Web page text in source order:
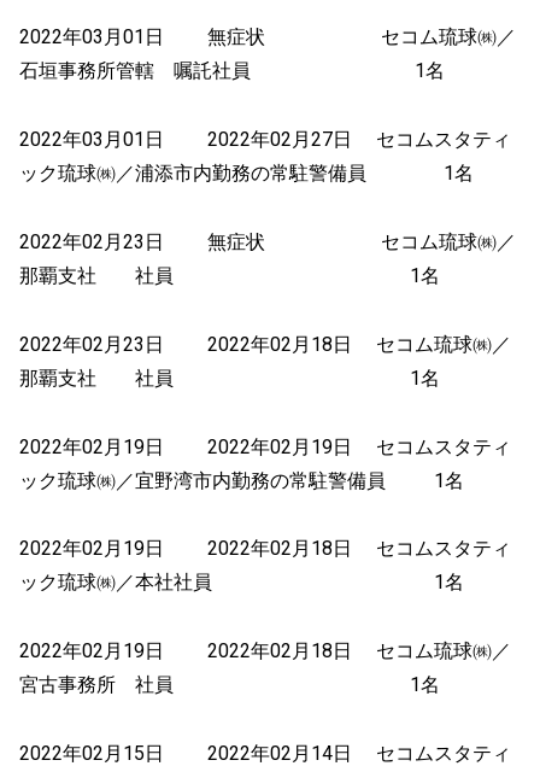
2022年03月01日 無症状 セコム琉球㈱／
石垣事務所管轄 嘱託社員 1名
2022年03月01日 2022年02月27日 セコムスタティ
ック琉球㈱／浦添市内勤務の常駐警備員 1名
2022年02月23日 無症状 セコム琉球㈱／
那覇支社 社員 1名
2022年02月23日 2022年02月18日 セコム琉球㈱／
那覇支社 社員 1名
2022年02月19日 2022年02月19日 セコムスタティ
ック琉球㈱／宜野湾市内勤務の常駐警備員 1名
2022年02月19日 2022年02月18日 セコムスタティ
ック琉球㈱／本社社員 1名
2022年02月19日 2022年02月18日 セコム琉球㈱／
宮古事務所 社員 1名
2022年02月15日 2022年02月14日 セコムスタティ